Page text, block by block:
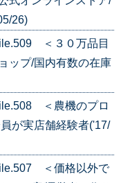
26)
＜３０万品目
ップ/国内有数の在庫
＜農機のプロ
が実店舗経験者('17/
＜価格以外で